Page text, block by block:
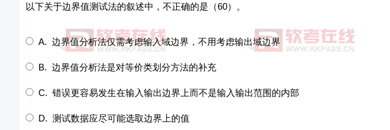
以下关于边界值测试法的叙述中，不正确的是（60）。
A. 边界值分析法仅需考虑输入域边界，不用考虑输出域边界
B. 边界值分析法是对等价类划分方法的补充
C. 错误更容易发生在输入输出边界上而不是输入输出范围的内部
D. 测试数据应尽可能选取边界上的值